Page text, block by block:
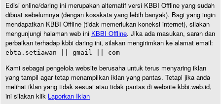
Edisi online/daring ini merupakan alternatif versi KBBI Offline yang sudah
dibuat sebelumnya (dengan kosakata yang lebih banyak). Bagi yang ingin
mendapatkan KBBI Offline (tidak memerlukan koneksi internet), silakan
mengunjungi halaman web ini KBBI Offline. Jika ada masukan, saran dan
perbaikan terhadap kbbi daring ini, silakan mengirimkan ke alamat email:
ebta.setiawan || gmail || com
Kami sebagai pengelola website berusaha untuk terus menyaring iklan
yang tampil agar tetap menampilkan iklan yang pantas. Tetapi jika anda
melihat iklan yang tidak sesuai atau tidak pantas di website kbbi.web.id,
ini silakan klik Laporkan Iklan